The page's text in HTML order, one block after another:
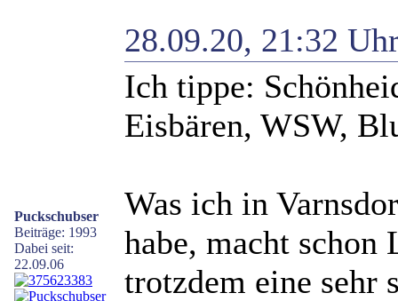
Puckschubser
Beiträge: 1993
Dabei seit:
22.09.06
28.09.20, 21:32
Ich tippe:
Eisbären, WSW,
Was ich in
habe, macht schon
trotzdem eine sehr